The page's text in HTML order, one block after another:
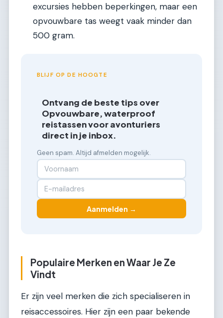
excursies hebben beperkingen, maar een
opvouwbare tas weegt vaak minder dan
500 gram.
BLIJF OP DE HOOGTE
Ontvang de beste tips over
Opvouwbare, waterproof
reistassen voor avonturiers
direct in je inbox.
Geen spam. Altijd afmelden mogelijk.
Aanmelden →
Populaire Merken en Waar Je Ze
Vindt
Er zijn veel merken die zich specialiseren in
reisaccessoires. Hier zijn een paar bekende